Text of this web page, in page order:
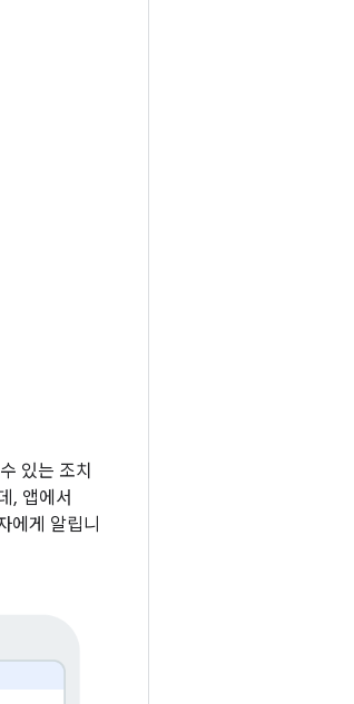
있는 조치
, 앱에서
에게 알립니